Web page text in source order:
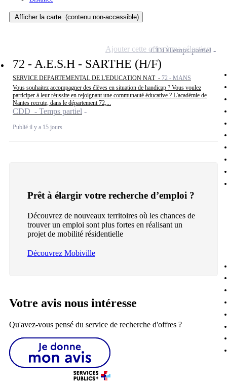
Afficher la carte (contenu non-accessible)
72 - A.E.S.H - SARTHE (H/F)
SERVICE DEPARTEMENTAL DE L'EDUCATION NAT - 72 - MANS
Vous souhaitez accompagner des élèves en situation de handicap ? Vous voulez
participer à leur réussite en rejoignant une communauté éducative ? L'académie de
Nantes recrute, dans le département 72,...
CDD - Temps partiel
Publié il y a 15 jours
CDDTemps partiel
Ajouter cette offre à ma sélection
Prêt à élargir votre recherche d’emploi ?
Découvrez de nouveaux territoires où les chances de
trouver un emploi sont plus fortes en réalisant un
projet de mobilité résidentielle
Découvrez Mobiville
Votre avis nous intéresse
Qu'avez-vous pensé du service de recherche d'offres ?